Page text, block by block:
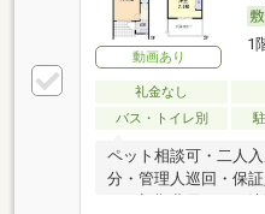
動画あり
1
礼金なし
バス・トイレ別
ペット相談可・二人
分・管理人巡回・保